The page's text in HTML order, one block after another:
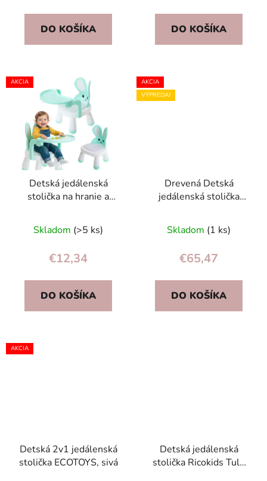
3,0
z
DO KOŠÍKA
5,0
z
DO KOŠÍKA
AKCIA
Detská jedálenská
stolička na hranie a
Skladom (>5 ks)
€12,34
DO KOŠÍKA
AKCIA
VÝPREDAJ
Drevená Detská
jedálenská stolička
Skladom (1 ks)
€65,47
DO KOŠÍKA
AKCIA
Detská 2v1 jedálenská
stolička ECOTOYS, sivá
Detská jedálenská
stolička Ricokids Tulo